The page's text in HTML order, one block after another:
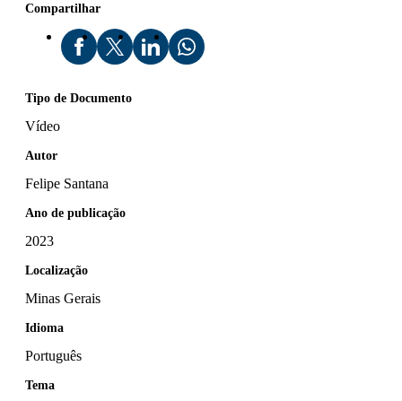
Compartilhar
Tipo de Documento
Vídeo
Autor
Felipe Santana
Ano de publicação
2023
Localização
Minas Gerais
Idioma
Português
Tema